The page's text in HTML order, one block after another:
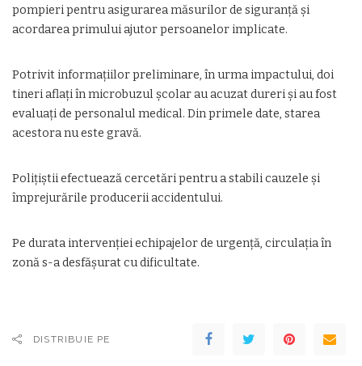
pompieri pentru asigurarea măsurilor de siguranță și
acordarea primului ajutor persoanelor implicate.
Potrivit informațiilor preliminare, în urma impactului, doi
tineri aflați în microbuzul școlar au acuzat dureri și au fost
evaluați de personalul medical. Din primele date, starea
acestora nu este gravă.
Polițiștii efectuează cercetări pentru a stabili cauzele și
împrejurările producerii accidentului.
Pe durata intervenției echipajelor de urgență, circulația în
zonă s-a desfășurat cu dificultate.
DISTRIBUIE PE